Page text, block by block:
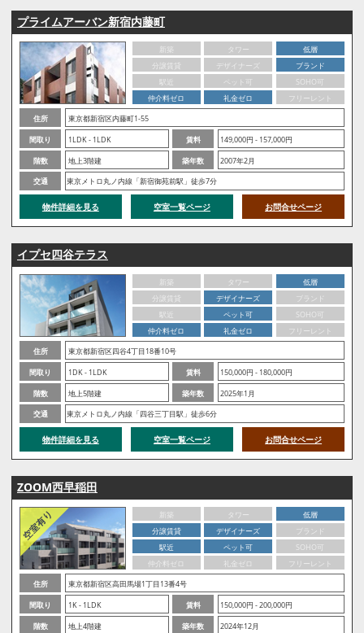
プライムアーバン新宿内藤町
新築 タワー
低層
分譲賃貸
デザイナーズ
ブランド
駅近
ペット可
SOHO可
仲介料ゼロ
礼金ゼロ
フリーレント
住所
東京都新宿区内藤町1-55
間取り
1LDK - 1LDK 賃料
149,000円 - 157,000円
階数
地上3階建 築年数
2007年2月
交通
東京メトロ丸ノ内線「新宿御苑前駅」徒歩7分
物件詳細を見る 空室一覧ページ お問合せページ
イプセ四谷テラス
新築 タワー
低層
分譲賃貸
デザイナーズ
ブランド
駅近
ペット可
SOHO可
仲介料ゼロ
礼金ゼロ
フリーレント
住所
東京都新宿区四谷4丁目18番10号
間取り
1DK - 1LDK 賃料
150,000円 - 180,000円
階数
地上5階建 築年数
2025年1月
交通
東京メトロ丸ノ内線「四谷三丁目駅」徒歩6分
物件詳細を見る 空室一覧ページ お問合せページ
ZOOM西早稲田
新築 タワー
低層
分譲賃貸
デザイナーズ
ブランド
駅近
ペット可
SOHO可
仲介料ゼロ
礼金ゼロ
フリーレント
住所
東京都新宿区高田馬場1丁目13番4号
間取り
1K - 1LDK 賃料
150,000円 - 200,000円
階数
地上4階建 築年数 2024年12月